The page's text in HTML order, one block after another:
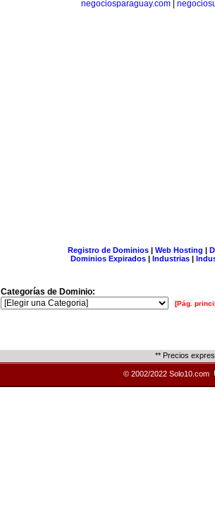
negociosparaguay.com
Registro de Dominios| Web Hosting |
Dominios Expirados | Industrias |
Categorías de Dominio:
[Pág.
** Precios
© 2002/2022 Solo10.com